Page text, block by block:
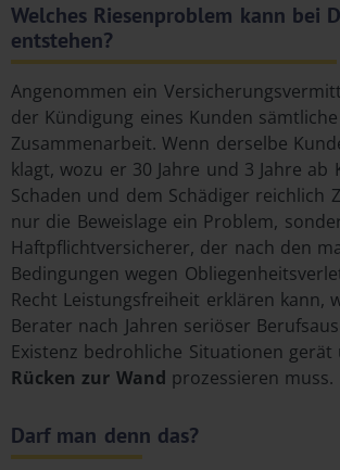
Welches Riesenproblem kann bei
entstehen?
Angenommen ein
der Kündigung eines Kunden
Zusammenarbeit. Wenn derselbe
klagt, wozu er 30 Jahre und 3 Jahre ab
Schaden und dem Schädiger reichlich
nur die Beweislage ein Problem,
Haftpflichtversicherer, der nach den
Bedingungen wegen
Recht Leistungsfreiheit erklären kann,
Berater nach Jahren seriöser
Existenz bedrohliche Situationen
Rücken zur Wand prozessieren muss.
Darf man denn das?